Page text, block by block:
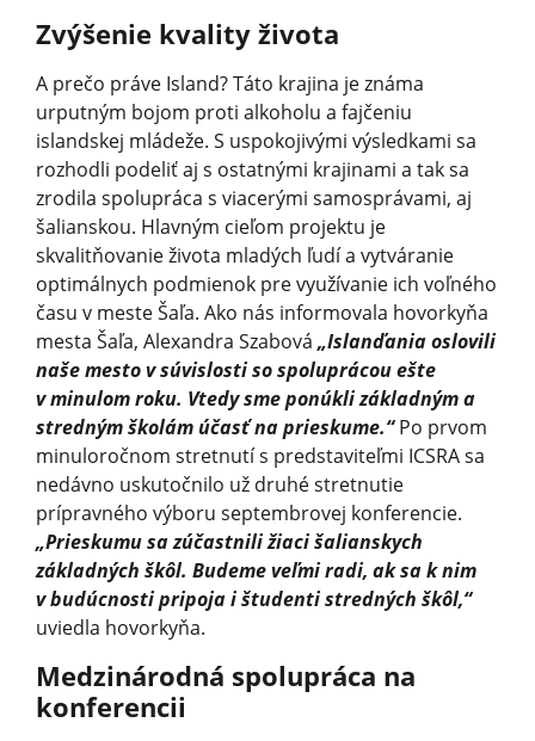
Zvýšenie kvality života
A prečo práve Island? Táto krajina je známa
urputným bojom proti alkoholu a fajčeniu
islandskej mládeže. S uspokojivými výsledkami sa
rozhodli podeliť aj s ostatnými krajinami a tak sa
zrodila spolupráca s viacerými samosprávami, aj
šalianskou. Hlavným cieľom projektu je
skvalitňovanie života mladých ľudí a vytváranie
optimálnych podmienok pre využívanie ich voľného
času v meste Šaľa. Ako nás informovala hovorkyňa
mesta Šaľa, Alexandra Szabová „Islanďania oslovili
naše mesto v súvislosti so spoluprácou ešte
v minulom roku. Vtedy sme ponúkli základným a
stredným školám účasť na prieskume.“Po prvom
minuloročnom stretnutí s predstaviteľmi ICSRA sa
nedávno uskutočnilo už druhé stretnutie
prípravného výboru septembrovej konferencie.
„Prieskumu sa zúčastnili žiaci šalianskych
základných škôl. Budeme veľmi radi, ak sa k nim
v budúcnosti pripoja i študenti stredných škôl,“
uviedla hovorkyňa.
Medzinárodná spolupráca na
konferencii